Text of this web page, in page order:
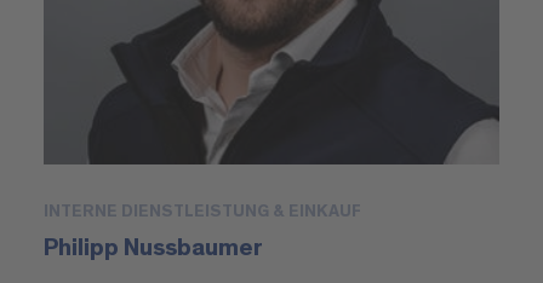
INTERNE DIENSTLEISTUNG & EINKAUF
Philipp Nussbaumer